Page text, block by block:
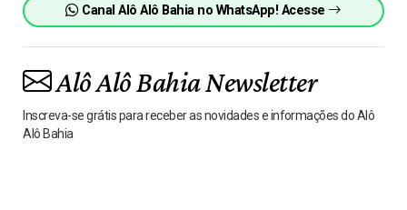
Canal Alô Alô Bahia no WhatsApp! Acesse
Alô Alô Bahia Newsletter
Inscreva-se grátis para receber as novidades e informações do Alô
Alô Bahia